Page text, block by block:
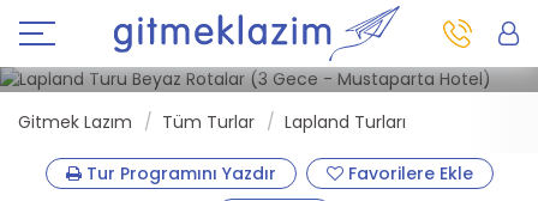
16 - 19 Ocak 2027
Türk Havayolları
Tornio - Rovaniemi
Gitmek Lazım Tüm Turlar Lapland Turları
Tur Programını Yazdır
Favorilere Ekle